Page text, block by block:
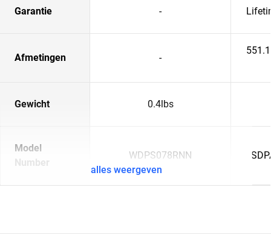
Garantie -
Afmetingen -
Gewicht 0.4lbs
Model
Number
WDPS078RNN
alles weergeven